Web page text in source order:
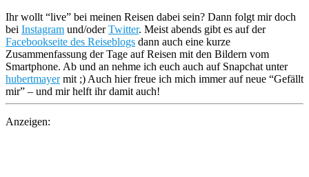
Ihr wollt “live” bei meinen Reisen dabei sein? Dann folgt mir doch
bei Instagram und/oderTwitter. Meist abends gibt es auf der
Facebookseite des Reiseblogs dann auch eine kurze
Zusammenfassung der Tage auf Reisen mit den Bildern vom
Smartphone. Ab und an nehme ich euch auch auf Snapchat unter
hubertmayermit ;) Auch hier freue ich mich immer auf neue “Gefällt
mir” – und mir helft ihr damit auch!
Anzeigen: